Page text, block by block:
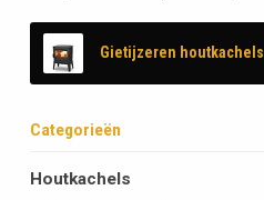
Gietijzeren houtkachels
Categorieën
Houtkachels